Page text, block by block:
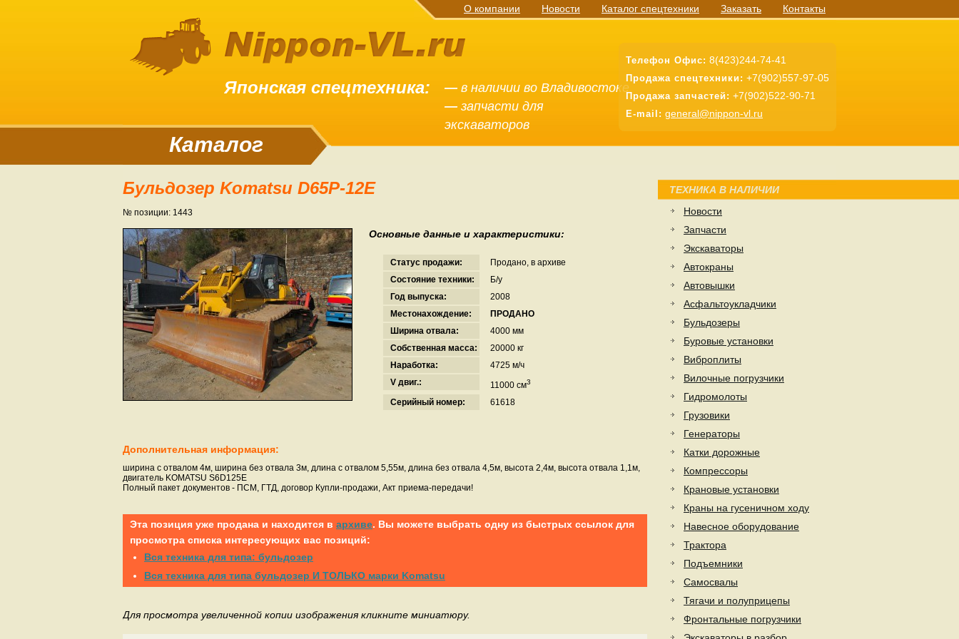
О компании Новости Каталог спецтехники Заказать Контакты
Японская спецтехника: — в наличии во Владивостоке
— запчасти для
экскаваторов
Телефон Офис: 8(423)244-74-41
Продажа спецтехники: +7(902)557-97-05
Продажа запчастей: +7(902)522-90-71
E-mail: general@nippon-vl.ru
Каталог
Бульдозер Komatsu D65P-12E
№ позиции: 1443
Основные данные и характеристики:
Статус продажи:
Продано, в архиве
Состояние техники:
Б/у
Год выпуска:
2008
Местонахождение:
ПРОДАНО
Ширина отвала:
4000 мм
Собственная масса:
20000 кг
Наработка:
4725 м/ч
V двиг.:
11000 см3
Серийный номер: 61618
Дополнительная информация:
ширина с отвалом 4м, ширина без отвала 3м, длина с отвалом 5,55м, длина без отвала 4,5м, высота 2,4м, высота отвала 1,1м,
двигатель KOMATSU S6D125E
Полный пакет документов - ПСМ, ГТД, договор Купли-продажи, Акт приема-передачи!
Эта позиция уже продана и находится в архиве. Вы можете выбрать одну из быстрых ссылок для
просмотра списка интересующих вас позиций:
Вся техника для типа: бульдозер
Вся техника для типа бульдозер И ТОЛЬКО марки Komatsu
Для просмотра увеличенной копии изображения кликните миниатюру.
ТЕХНИКА В НАЛИЧИИ
Новости
Запчасти
Экскаваторы
Автокраны
Автовышки
Асфальтоукладчики
Бульдозеры
Буровые установки
Виброплиты
Вилочные погрузчики
Гидромолоты
Грузовики
Генераторы
Катки дорожные
Компрессоры
Крановые установки
Краны на гусеничном ходу
Навесное оборудование
Трактора
Подъемники
Самосвалы
Тягачи и полуприцепы
Фронтальные погрузчики